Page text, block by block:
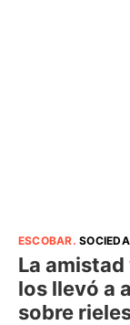
ESCOBAR.
La
los llevó a
sobre